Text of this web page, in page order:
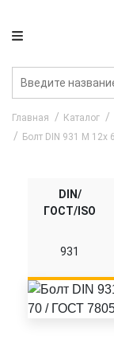
Главная Каталог
Болт DIN 931 M
DIN/
ГОСТ/ISO
931